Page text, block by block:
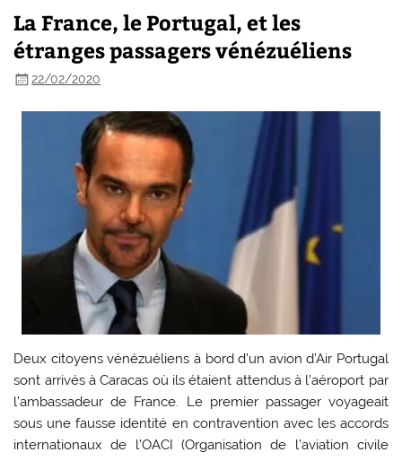
La France, le Portugal, et les
étranges passagers vénézuéliens
22/02/2020
Deux citoyens vénézuéliens à bord d’un avion d’Air Portugal
sont arrivés à Caracas où ils étaient attendus à l’aéroport par
l’ambassadeur de France. Le premier passager voyageait
sous une fausse identité en contravention avec les accords
internationaux de l’OACI (Organisation de l’aviation civile